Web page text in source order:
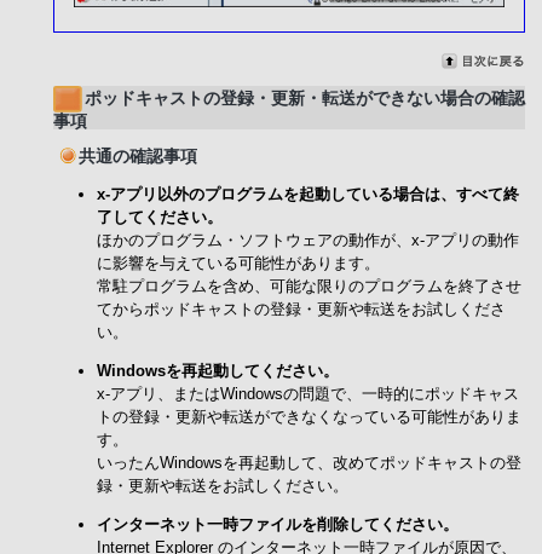
ポッドキャストの登録・更新・転送ができない場合の確認
事項
共通の確認事項
x-アプリ以外のプログラムを起動している場合は、すべて終
了してください。
ほかのプログラム・ソフトウェアの動作が、x-アプリの動作
に影響を与えている可能性があります。
常駐プログラムを含め、可能な限りのプログラムを終了させ
てからポッドキャストの登録・更新や転送をお試しくださ
い。
Windowsを再起動してください。
x-アプリ、またはWindowsの問題で、一時的にポッドキャス
トの登録・更新や転送ができなくなっている可能性がありま
す。
いったんWindowsを再起動して、改めてポッドキャストの登
録・更新や転送をお試しください。
インターネット一時ファイルを削除してください。
Internet Explorer のインターネット一時ファイルが原因で、